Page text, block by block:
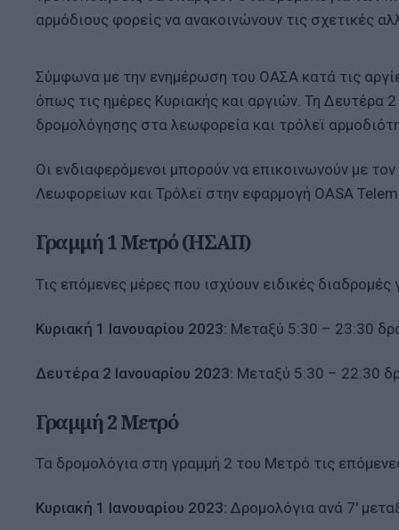
αρμόδιους φορείς να ανακοινώνουν τις σχετικές
Σύμφωνα με την ενημέρωση του ΟΑΣΑ κατά τις
όπως τις ημέρες Κυριακής και αργιών. Τη Δευτέρα
δρομολόγησης στα λεωφορεία και τρόλεϊ
Οι ενδιαφερόμενοι μπορούν να επικοινωνούν με
Λεωφορείων και Τρόλεϊ στην εφαρμογή OASA
Γραμμή 1 Μετρό (ΗΣΑΠ)
Τις επόμενες μέρες που ισχύουν ειδικές
Κυριακή 1 Ιανουαρίου 2023: Μεταξύ 5:30 – 23:30
Δευτέρα 2 Ιανουαρίου 2023: Μεταξύ 5:30 – 22:30
Γραμμή 2 Μετρό
Τα δρομολόγια στη γραμμή 2 του Μετρό τις
Κυριακή 1 Ιανουαρίου 2023: Δρομολόγια ανά 7′